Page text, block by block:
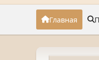
Главная